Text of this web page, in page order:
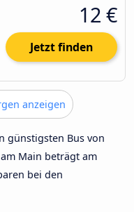
12 €
Jetzt finden
anzeigen
günstigsten Bus von
Main beträgt am
bei den